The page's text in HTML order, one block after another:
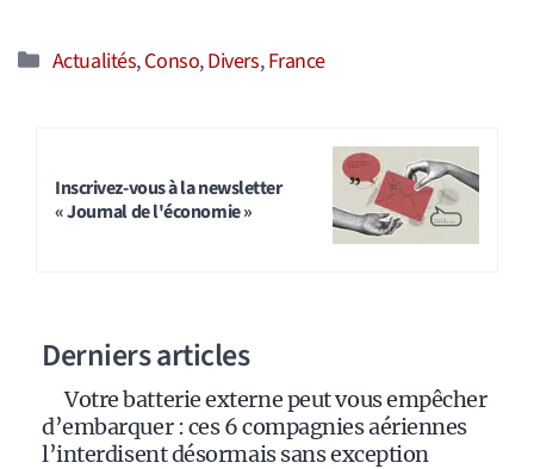
Catégories
Actualités,Conso,Divers,France
Inscrivez-vous à la newsletter
« Journal de l'économie »
Derniers articles
Votre batterie externe peut vous empêcher
d’embarquer : ces 6 compagnies aériennes
l’interdisent désormais sans exception